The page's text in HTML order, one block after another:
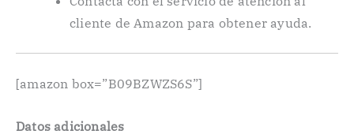
cliente de Amazon para obtener ayuda.
[amazon box=”B09BZWZS6S”]
Datos adicionales